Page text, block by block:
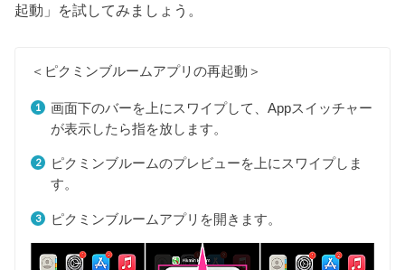
起動」を試してみましょう。
＜ピクミンブルームアプリの再起動＞
画面下のバーを上にスワイプして、Appスイッチャー
が表示したら指を放します。
ピクミンブルームのプレビューを上にスワイプしま
す。
ピクミンブルームアプリを開きます。